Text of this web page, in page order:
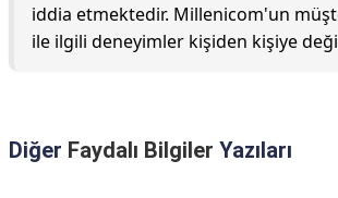
iddia etmektedir. Millenicom'un
ile ilgili deneyimler kişiden kişiye
Diğer Faydalı Bilgiler Yazıları